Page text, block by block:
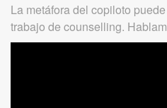
La metáfora del copiloto
trabajo de counselling.